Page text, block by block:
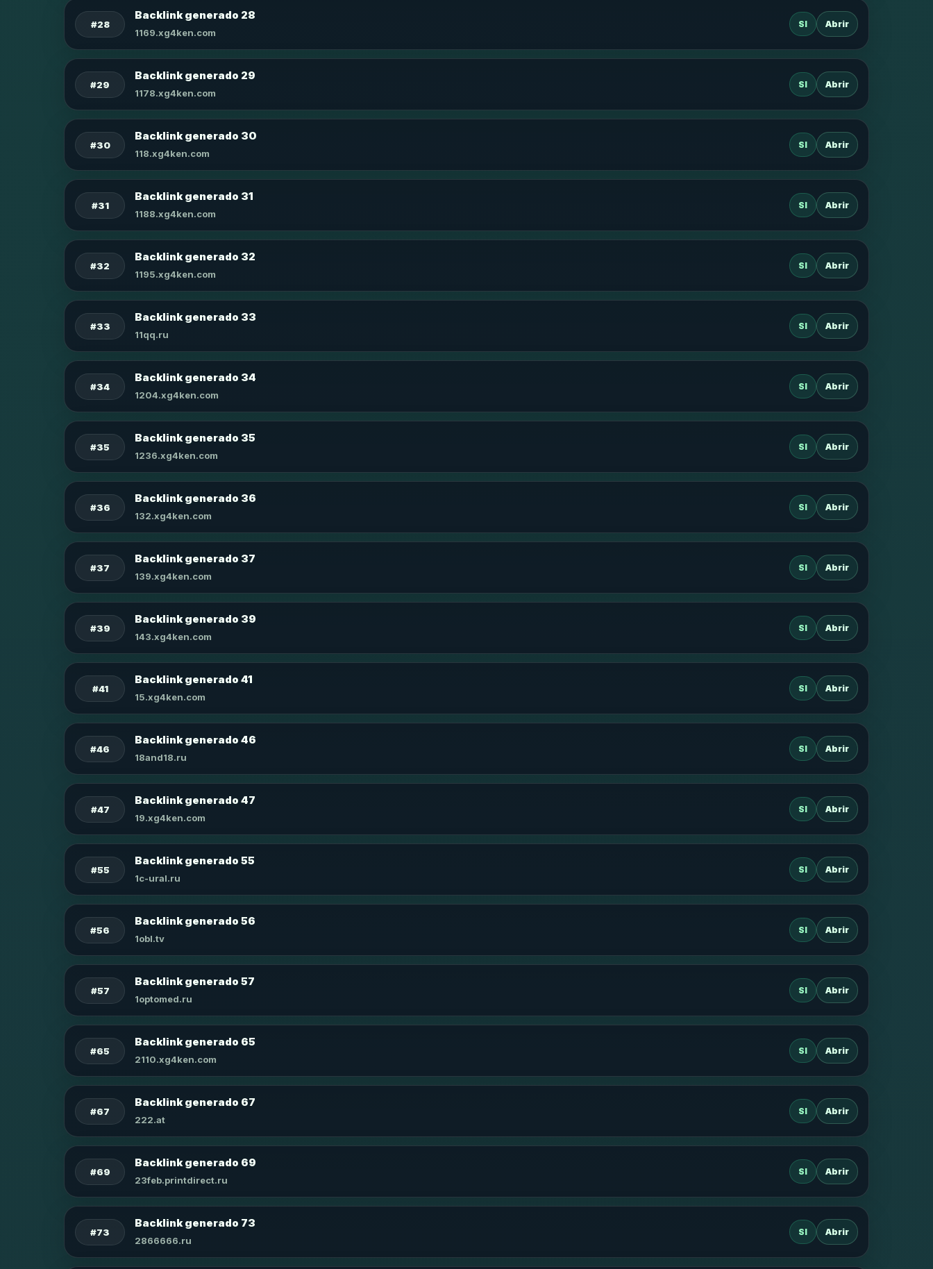
#28
Backlink generado 28
1169.xg4ken.com
SI Abrir
#29
Backlink generado 29
1178.xg4ken.com
SI Abrir
#30
Backlink generado 30
118.xg4ken.com
SI Abrir
#31
Backlink generado 31
1188.xg4ken.com
SI Abrir
#32
Backlink generado 32
1195.xg4ken.com
SI Abrir
#33
Backlink generado 33
11qq.ru
SI Abrir
#34
Backlink generado 34
1204.xg4ken.com
SI Abrir
#35
Backlink generado 35
1236.xg4ken.com
SI Abrir
#36
Backlink generado 36
132.xg4ken.com
SI Abrir
#37
Backlink generado 37
139.xg4ken.com
SI Abrir
#39
Backlink generado 39
143.xg4ken.com
SI Abrir
#41
Backlink generado 41
15.xg4ken.com
SI Abrir
#46
Backlink generado 46
18and18.ru
SI Abrir
#47
Backlink generado 47
19.xg4ken.com
SI Abrir
#55
Backlink generado 55
1c-ural.ru
SI Abrir
#56
Backlink generado 56
1obl.tv
SI Abrir
#57
Backlink generado 57
1optomed.ru
SI Abrir
#65
Backlink generado 65
2110.xg4ken.com
SI Abrir
#67
Backlink generado 67
222.at
SI Abrir
#69
Backlink generado 69
23feb.printdirect.ru
SI Abrir
#73
Backlink generado 73
2866666.ru
SI Abrir